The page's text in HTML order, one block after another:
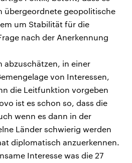
übergeordnete geopolitische
um Stabilität für die
nach der Anerkennung
abzuschätzen, in einer
von Interessen,
die Leitfunktion vorgeben
ist es schon so, dass die
wenn es dann in der
Länder schwierig werden
diplomatisch anzuerkennen.
Interesse was die 27